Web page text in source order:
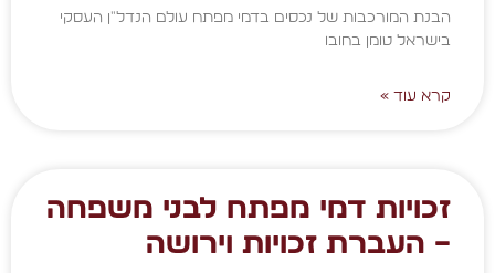
הבנת המורכבות של נכסים בדמי מפתח עולם הנדל"ן העסקי
בישראל טומן בחובו
קרא עוד »
זכויות דמי מפתח לבני משפחה
– העברת זכויות וירושה